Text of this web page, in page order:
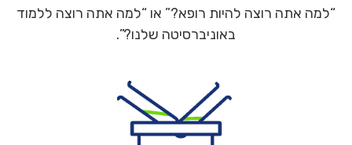
“למה אתה רוצה להיות רופא?” או “למה אתה רוצה ללמוד
באוניברסיטה שלנו?”.